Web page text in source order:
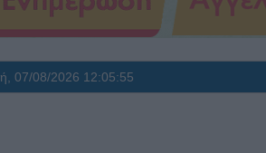
07/08/2026 12:05:56